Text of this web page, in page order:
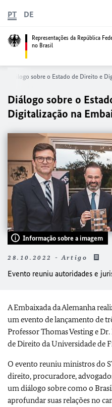
Representações da República
no Brasil
PT DE
Diálogo sobre o Estado de Direito e
Diálogo sobre o
Digitalização na
Informação sobre a imagem
28.10.2022 - Artigo
Evento reuniu autoridades e
A Embaixada da Alemanha
um evento de lançamento de
Professor Thomas Vesting e
de Direito da Universidade de
O evento reuniu ministros do
direito, procuradore,
um diálogo sobre como o
aprofundar suas relações no